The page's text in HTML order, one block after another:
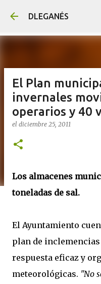
DLEGANÉS
El Plan
invernales
operarios y 40
el diciembre 25, 2011
Los almacenes
toneladas de sal.
El Ayuntamiento
plan de
respuesta eficaz y
meteorológicas. "No